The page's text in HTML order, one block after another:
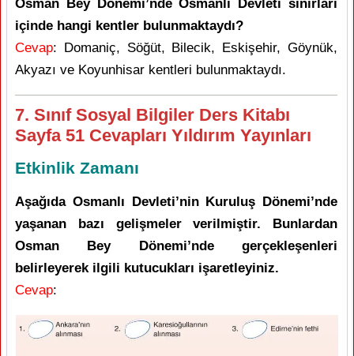
Osman Bey Dönemi’nde Osmanlı Devleti sınırları
içinde hangi kentler bulunmaktaydı?
Cevap: Domaniç, Söğüt, Bilecik, Eskişehir, Göynük,
Akyazı ve Koyunhisar kentleri bulunmaktaydı.
7. Sınıf Sosyal Bilgiler Ders Kitabı
Sayfa 51 Cevapları Yıldırım Yayınları
Etkinlik Zamanı
Aşağıda Osmanlı Devleti’nin Kuruluş Dönemi’nde
yaşanan bazı gelişmeler verilmiştir. Bunlardan
Osman Bey Dönemi’nde gerçekleşenleri
belirleyerek ilgili kutucukları işaretleyiniz.
Cevap: